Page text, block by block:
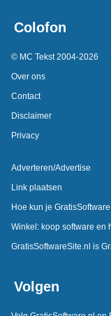
Colofon
© MC Tekst 2004-2026
Over ons
Contact
Disclaimer
Privacy
Adverteren/Advertise
Link plaatsen
Hoe kun je
Winkel: koop software en
GratisSoftwareSite.nl is
Volgen